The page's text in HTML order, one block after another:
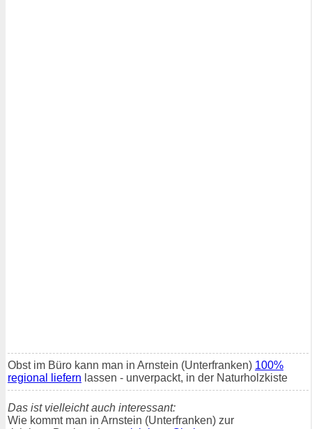
Obst im Büro kann man in Arnstein (Unterfranken) 100%
regional liefern lassen - unverpackt, in der Naturholzkiste
Das ist vielleicht auch interessant:
Wie kommt man in Arnstein (Unterfranken) zur